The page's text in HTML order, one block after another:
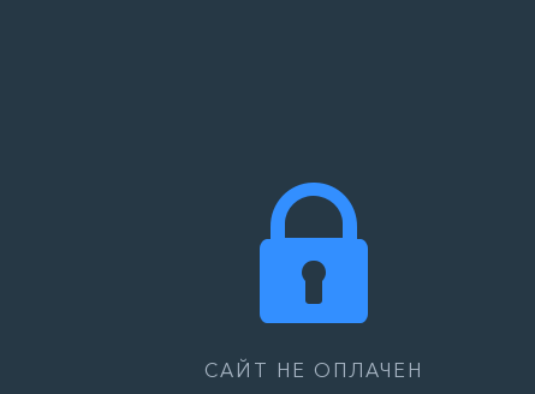
САЙТ НЕ ОПЛАЧЕН